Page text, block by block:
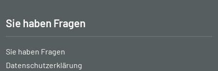
Sie haben Fragen
Sie haben Fragen
Datenschutzerklärung